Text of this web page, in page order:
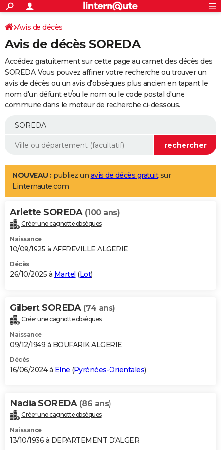
ACTUALITÉS
Politique
Société
Faits Divers
Education
Monde
Villes
+
SPORT
Coupe du monde 2026
Football
Tennis
Cyclisme
Rugby
Forum
Programme TV
TNT
Streaming
Cinéma
Sorties cinéma
Musique
+
FINANCE
Retraite
Epargne
Immobilier
Risques naturels par ville
Banque
Assurance
AUTO
Essais
Réserver un essai
Citadines
Berlines
SUV
Forum auto
+
Mobiles
Meilleur smartphone
Internet
Ordinateurs
Jeux vidéo
Guide high-tech
Aménagement intérieur
LIFESTYLE
Art de vivre
Bien-être
Loisirs
Mode
Modes de vie
Alimentation
Guide de la santé
Maladies
Médicaments
Sommeil
VOYAGE
Destinations
City break
Voyage nature
Voyage de noces
Forum
Climat
+PHOTO
GUIDES D'ACHAT
BONS PLANS
Carte de Noël
Carte Bonne année
Carte Saint-Valentin
Carte Pâques
Carte d'anniversaire
DICTIONNAIRE
Dictionnaire
Biographies
Citations
Expressions
Proverbes
PROGRAMME TV
S'inscrire
Se connecter
Lycées
Collèges
Primaires
Universités
Entreprises
Service militaire
Avis de recherche
AVIS DE DÉCÈS
Bricolage
Lifestyle
Culture
Sport
Auto
Television
Voyage
Cinema
Avis de décès
Avis de décès SOREDA
Accédez gratuitement sur cette page au carnet des décès des
SOREDA. Vous pouvez affiner votre recherche ou trouver un
avis de décès ou un avis d'obsèques plus ancien en tapant le
nom d'un défunt et/ou le nom ou le code postal d'une
commune dans le moteur de recherche ci-dessous.
NOUVEAU : publiez un avis de décès gratuitsur
Linternaute.com
Arlette SOREDA (100 ans)
Créer une cagnotte obsèques
Naissance
10/09/1925 à AFFREVILLE ALGERIE
Décès
26/10/2025 à Martel (Lot)
Gilbert SOREDA (74 ans)
Créer une cagnotte obsèques
Naissance
09/12/1949 à BOUFARIK ALGERIE
Décès
16/06/2024 à Elne (Pyrénées-Orientales)
Nadia SOREDA (86 ans)
Créer une cagnotte obsèques
Naissance
13/10/1936 à DEPARTEMENT D'ALGER